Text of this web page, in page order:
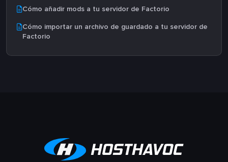
Cómo añadir mods a tu servidor de Factorio
Cómo importar un archivo de guardado a tu servidor de
Factorio